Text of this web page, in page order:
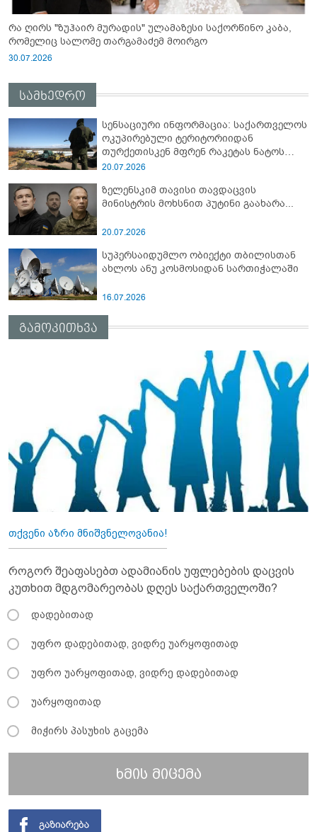
რა ღირს "ზუჰაირ მურადის" ულამაზესი საქორწინო კაბა,
რომელიც სალომე თარგამაძემ მოირგო
30.07.2026
სამხედრო
სენსაციური ინფორმაცია: საქართველოს
ოკუპირებული ტერიტორიიდან
თურქეთისკენ მფრენ რაკეტას ნატოს
სამიტი კინაღამ ჩაუშლია
20.07.2026
ზელენსკიმ თავისი თავდაცვის
მინისტრის მოხსნით პუტინი გაახარა...
20.07.2026
სუპერსაიდუმლო ობიექტი თბილისთან
ახლოს ანუ კოსმოსიდან სართიჭალაში
16.07.2026
გამოკითხვა
თქვენი აზრი მნიშვნელოვანია!
როგორ შეაფასებთ ადამიანის უფლებების დაცვის
კუთხით მდგომარეობას დღეს საქართველოში?
დადებითად
უფრო დადებითად, ვიდრე უარყოფითად
უფრო უარყოფითად, ვიდრე დადებითად
უარყოფითად
მიჭირს პასუხის გაცემა
ხმის მიცემა